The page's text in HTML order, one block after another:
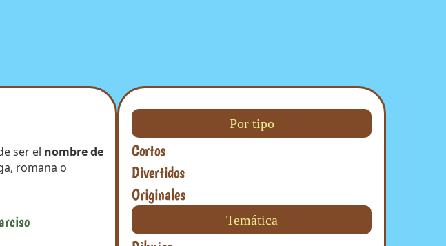
ser el nombre de
romana o
Por tipo
Cortos
Divertidos
Originales
Temática